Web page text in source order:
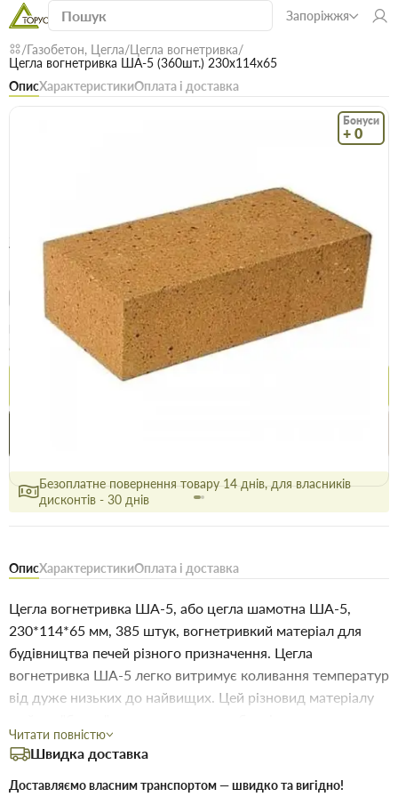
Запоріжжя
Газобетон, Цегла Цегла вогнетривка
Цегла вогнетривка ША-5 (360шт.) 230х114х65
ОписХарактеристикиОплата і доставка
Бонуси
+ 0
Цегла вогнетривка ША-5 (360шт.)
230х114х65
(0)
Безкоштовна доставка! Від 15000 грн єВідновлення Доставка НП
Ціна / шт
86.6 грн
Опт
86.2 грн
Безоплатне повернення товару 14 днів, для власників
дисконтів - 30 днів
ОписХарактеристикиОплата і доставка
Цегла вогнетривка ША-5, або цегла шамотна ША-5,
230*114*65 мм, 385 штук, вогнетривкий матеріал для
будівництва печей різного призначення. Цегла
вогнетривка ША-5 легко витримує коливання температур
від дуже низьких до найвищих. Цей різновид матеріалу
спорудженні необхідно використовувати вогнетривкі
розчини, тобто щоб до їх складу входила вогнетривка
глина, наприклад, мертель МШ-28. Основною
Читати повністю
Швидка доставка
Доставляємо власним транспортом — швидко та вигідно!